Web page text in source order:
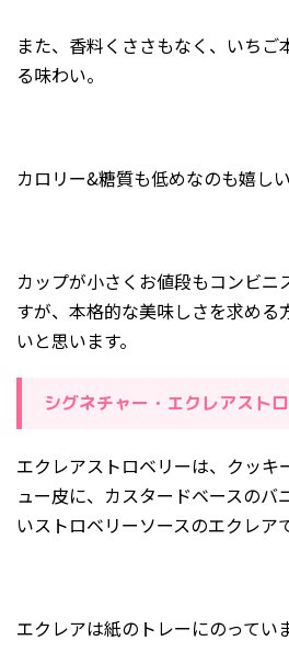
また、香料くささもなく、いちご
る味わい。
カロリー&糖質も低めなのも嬉し
カップが小さくお値段もコンビニ
すが、本格的な美味しさを求める
いと思います。
シグネチャー・エクレアスト
エクレアストロベリーは、クッキ
ュー皮に、カスタードベースのバ
いストロベリーソースのエクレア
エクレアは紙のトレーにのってい